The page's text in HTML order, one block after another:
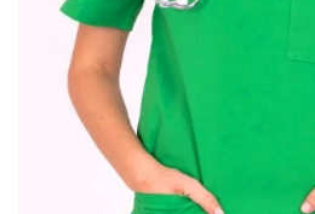
Bluze medicale uni
Halate medicale
Halate Bianca
Bluze Maria
Halate medicale femei
Halate medicale barbati